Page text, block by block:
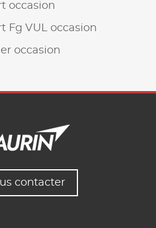
occasion
Fg VUL occasion
occasion
contacter